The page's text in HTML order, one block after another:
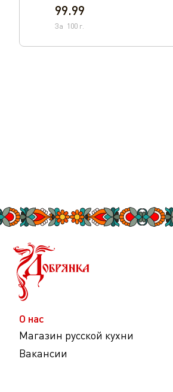
99.99
За 100 г.
О нас
Магазин русской кухни
Вакансии